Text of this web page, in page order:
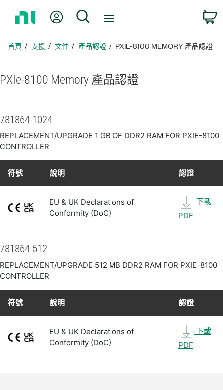
頁
我的帳號 搜尋
首頁 支援 文件 產品認證 PXIE-8100 MEMORY 產品認證
PXIe-8100 Memory 產品認證
781864-1024
REPLACEMENT/UPGRADE 1 GB OF DDR2 RAM FOR PXIE-8100
CONTROLLER
符號 說明 認證
EU & UK Declarations of
Conformity (DoC)
下載
PDF
781864-512
REPLACEMENT/UPGRADE 512 MB DDR2 RAM FOR PXIE-8100
CONTROLLER
符號 說明 認證
EU & UK Declarations of
Conformity (DoC)
下載
PDF